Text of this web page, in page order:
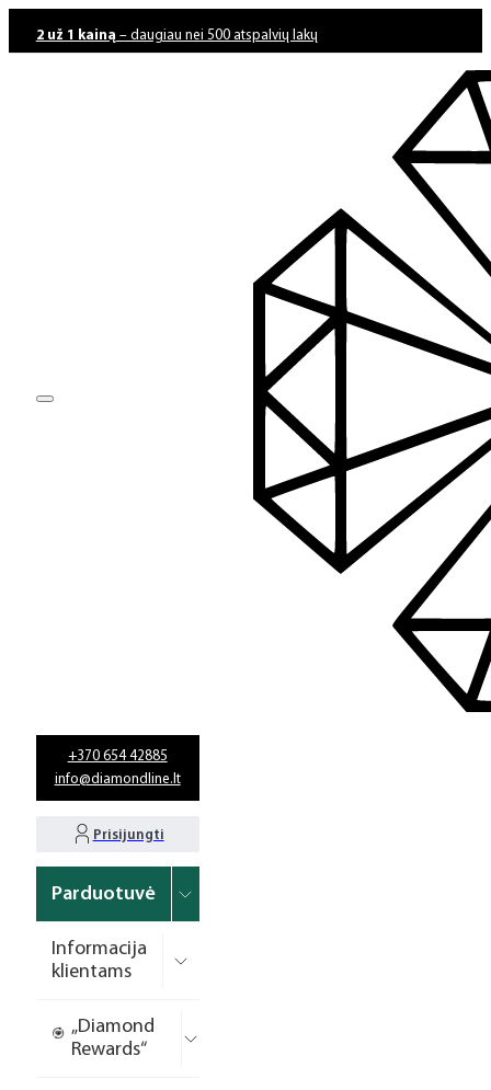
2 už 1 kainą – daugiau nei 500 atspalvių lakų
+370 654 42885
info@diamondline.lt
Prisijungti
Parduotuvė
Informacija
klientams
„Diamond
Rewards“